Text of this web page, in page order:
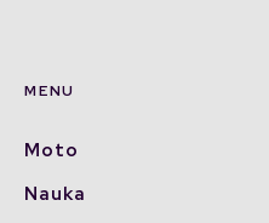
MENU
Moto
Nauka